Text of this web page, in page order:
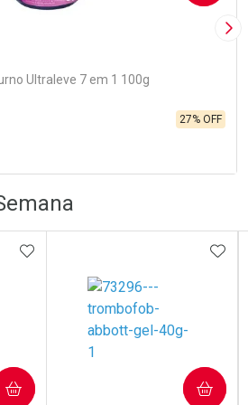
Ultraleve 7 em 1 100g
27% OFF
ADICIONAR AOS FAVORITOS
COMPRAR